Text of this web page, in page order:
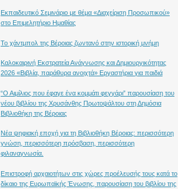
Εκπαιδευτικό Σεμινάριο με θέμα «Διαχείριση Προσωπικού»
στο Επιμελητήριο Ημαθίας
Το χάντμπολ της Βέροιας ζωντανό στην ιστορική μνήμη
Καλοκαιρινή Εκστρατεία Ανάγνωσης και Δημιουργικότητας
2026 «Βιβλία, παράθυρα ανοιχτά» Εργαστήρια για παιδιά
“Ο Αιμίλιος που έφαγε ένα κομμάτι φεγγάρι” παρουσίαση του
νέου βιβλίου της Χρυσάνθης Πρωτοψάλτου στη Δημόσια
Βιβλιοθήκη της Βέροιας
Νέα ψηφιακή εποχή για τη Βιβλιοθήκη Βέροιας: περισσότερη
γνώση, περισσότερη πρόσβαση, περισσότερη
φιλαναγνωσία.
Επιστροφή αρχαιοτήτων στις χώρες προέλευσής τους κατά το
δίκαιο της Ευρωπαϊκής Ένωσης, παρουσίαση του βιβλίου της